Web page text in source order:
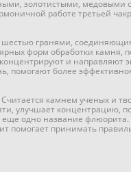
золотистыми, медовыми
работе третьей
шестью гранями,
форм обработки камня,
и направляют
помогают более
камнем ученых и
улучшает концентрацию,
одно название
помогает принимать